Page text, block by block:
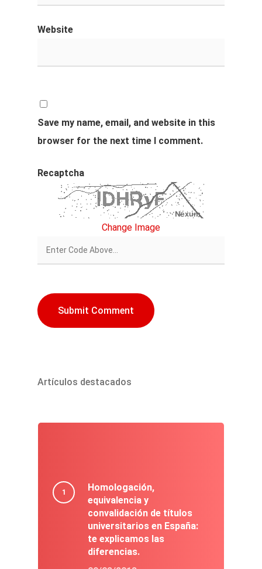
Website
Save my name, email, and website in this
browser for the next time I comment.
Recaptcha
Change Image
Artículos destacados
Homologación,
equivalencia y
convalidación de títulos
universitarios en España:
te explicamos las
diferencias.